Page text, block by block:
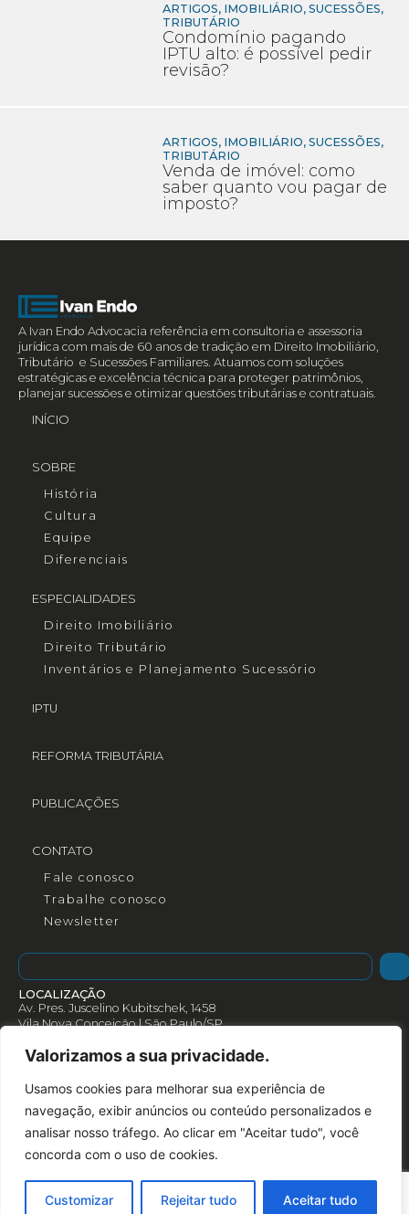
Valorizamos a sua privacidade.
Usamos cookies para melhorar sua experiência de
navegação, exibir anúncios ou conteúdo personalizados e
analisar nosso tráfego. Ao clicar em "Aceitar tudo", você
concorda com o uso de cookies.
Customizar Rejeitar tudo Aceitar tudo
ARTIGOS, IMOBILIÁRIO,SUCESSÕES,
TRIBUTÁRIO
Condomínio pagando
IPTU alto: é possível pedir
revisão?
ARTIGOS, IMOBILIÁRIO,SUCESSÕES,
TRIBUTÁRIO
Venda de imóvel: como
saber quanto vou pagar de
imposto?
A Ivan Endo Advocacia referência em consultoria e assessoria
jurídica com mais de 60 anos de tradição em Direito Imobiliário,
Tributário e Sucessões Familiares. Atuamos com soluções
estratégicas e excelência técnica para proteger patrimônios,
planejar sucessões e otimizar questões tributárias e contratuais.
INÍCIO
SOBRE
História
Cultura
Equipe
Diferenciais
ESPECIALIDADES
Direito Imobiliário
Direito Tributário
Inventários e Planejamento Sucessório
IPTU
REFORMA TRIBUTÁRIA
PUBLICAÇÕES
CONTATO
Fale conosco
Trabalhe conosco
Newsletter
LOCALIZAÇÃO
Av. Pres. Juscelino Kubitschek, 1458
Vila Nova Conceição | São Paulo/SP
Como chegar
Rotas
(+55) 11 3078 3055